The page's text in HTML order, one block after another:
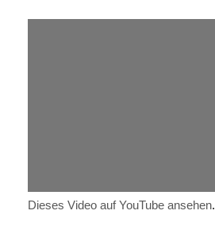
Dieses Video auf YouTube ansehen.